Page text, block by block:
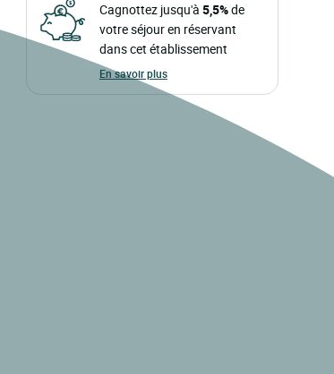
Cagnottez jusqu'à 5,5%de
votre séjour en réservant
dans cet établissement
En savoir plus